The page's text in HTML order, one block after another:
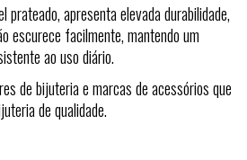
prateado, apresenta elevada durabilidade,
escurece facilmente, mantendo um
ao uso diário.
de bijuteria e marcas de acessórios que
de qualidade.